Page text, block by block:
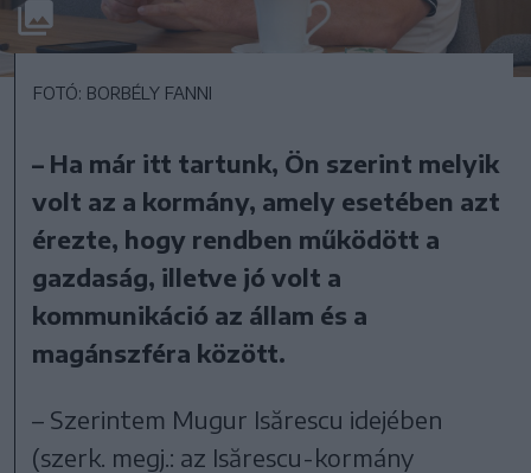
FOTÓ: BORBÉLY FANNI
– Ha már itt tartunk, Ön szerint melyik
volt az a kormány, amely esetében azt
érezte, hogy rendben működött a
gazdaság, illetve jó volt a
kommunikáció az állam és a
magánszféra között.
– Szerintem Mugur Isărescu idejében
(szerk. megj.: az Isărescu-kormány